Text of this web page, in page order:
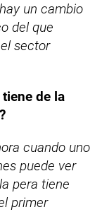
un cambio
del que
sector
de la
cuando uno
puede ver
pera tiene
primer